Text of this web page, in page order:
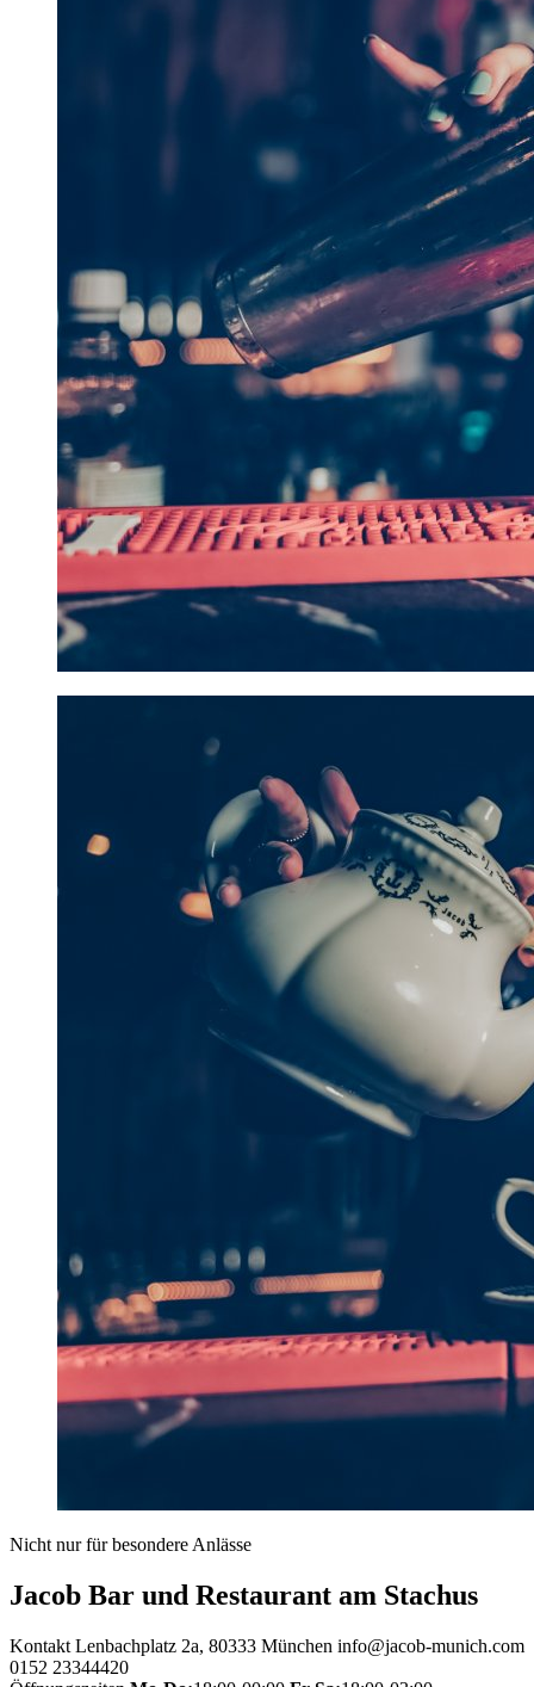
Nicht nur für besondere Anlässe
Jacob Bar und Restaurant am Stachus
Kontakt Lenbachplatz 2a, 80333 München info@jacob-munich.com
0152 23344420